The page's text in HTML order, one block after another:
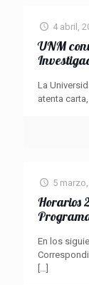
4 abril,
UNM
La
atenta
5
Horarios
En los
[…]